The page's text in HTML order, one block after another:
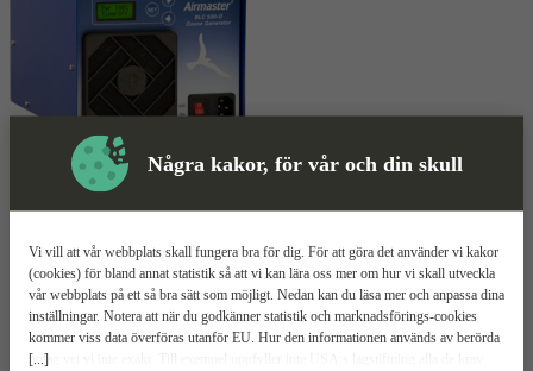
Några kakor, för vår och din skull
[...]
Vi vill att vår webbplats skall fungera bra för dig. För att göra det använder vi kakor
(cookies) för bland annat statistik så att vi kan lära oss mer om hur vi skall utveckla
vår webbplats på ett så bra sätt som möjligt. Nedan kan du läsa mer och anpassa dina
inställningar. Notera att när du godkänner statistik och marknadsförings-cookies
kommer viss data överföras utanför EU. Hur den informationen används av berörda
bolag vet vi inte exakt. Till exempel uppfyller inte USA:s lagstiftning alla de krav
Ozonaggregat
Airmaster BlueLine BLC 500-
D
Klarar av 116 m3/h